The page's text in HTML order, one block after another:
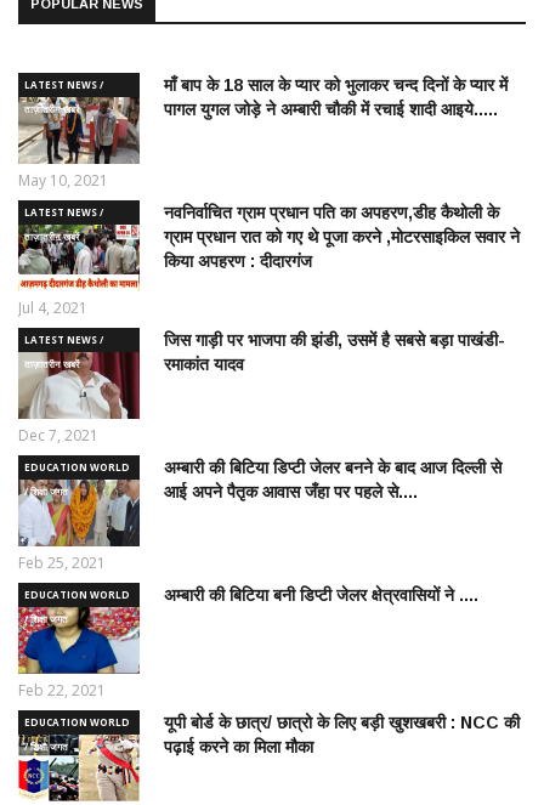
POPULAR NEWS
LATEST NEWS /
ताज़ातरीन खबरें
माँ बाप के 18 साल के प्यार को भुलाकर चन्द दिनों के प्यार में
पागल युगल जोड़े ने अम्बारी चौकी में रचाई शादी आइये.....
May 10, 2021
LATEST NEWS /
ताज़ातरीन खबरें
नवनिर्वाचित ग्राम प्रधान पति का अपहरण,डीह कैथोली के
ग्राम प्रधान रात को गए थे पूजा करने ,मोटरसाइकिल सवार ने
किया अपहरण : दीदारगंज
Jul 4, 2021
LATEST NEWS /
ताज़ातरीन खबरें
जिस गाड़ी पर भाजपा की झंडी, उसमें है सबसे बड़ा पाखंडी-
रमाकांत यादव
Dec 7, 2021
EDUCATION WORLD
/ शिक्षा जगत
अम्बारी की बिटिया डिप्टी जेलर बनने के बाद आज दिल्ली से
आई अपने पैतृक आवास जँहा पर पहले से....
Feb 25, 2021
EDUCATION WORLD
/ शिक्षा जगत
अम्बारी की बिटिया बनी डिप्टी जेलर क्षेत्रवासियों ने ....
Feb 22, 2021
EDUCATION WORLD
/ शिक्षा जगत
यूपी बोर्ड के छात्र/ छात्रो के लिए बड़ी खुशखबरी : NCC की
पढ़ाई करने का मिला मौका